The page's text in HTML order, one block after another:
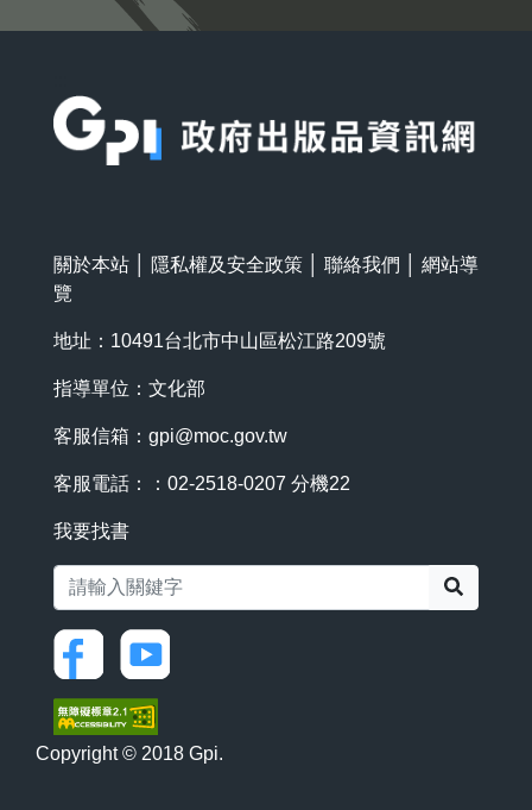
關於本站 隱私權及安全政策 聯絡我們
網站導
覽
地址：10491台北市中山區松江路209號
指導單位：文化部
客服信箱： gpi@moc.gov.tw
客服電話：：02-2518-0207 分機22
我要找書
Copyright © 2018 Gpi.